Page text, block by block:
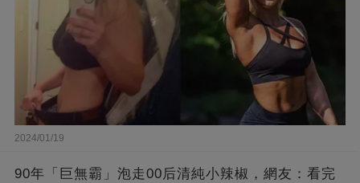
2024/01/19
90年「巨無霸」泡走00后清純小辣椒，網友：看完